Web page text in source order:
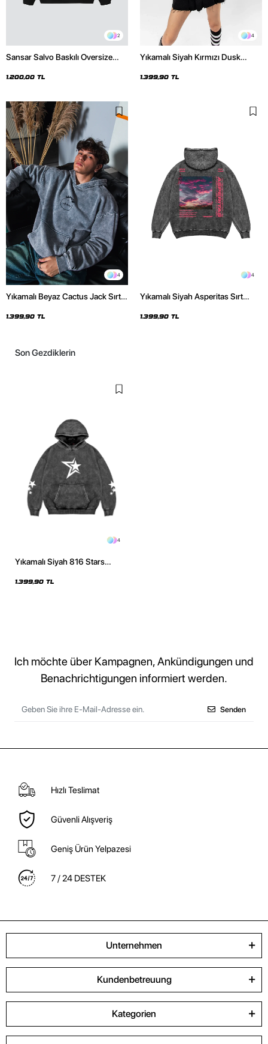
2
Sansar Salvo Baskılı Oversize
1.200,00 TL
4
Yıkamalı Siyah Kırmızı Dusk
1.399,90 TL
4
Yıkamalı Beyaz Cactus Jack Sırt
1.399,90 TL
4
Yıkamalı Siyah Asperitas Sırt
1.399,90 TL
Son Gezdiklerin
4
Yıkamalı Siyah 816 Stars
1.399,90 TL
Ich möchte über Kampagnen, Ankündigungen und
Benachrichtigungen informiert werden.
Senden
Hızlı Teslimat
Güvenli Alışveriş
Geniş Ürün Yelpazesi
7 / 24 DESTEK
Unternehmen
Kundenbetreuung
Kategorien